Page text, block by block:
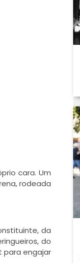
cara. Um
rodeada
da
do
para engajar